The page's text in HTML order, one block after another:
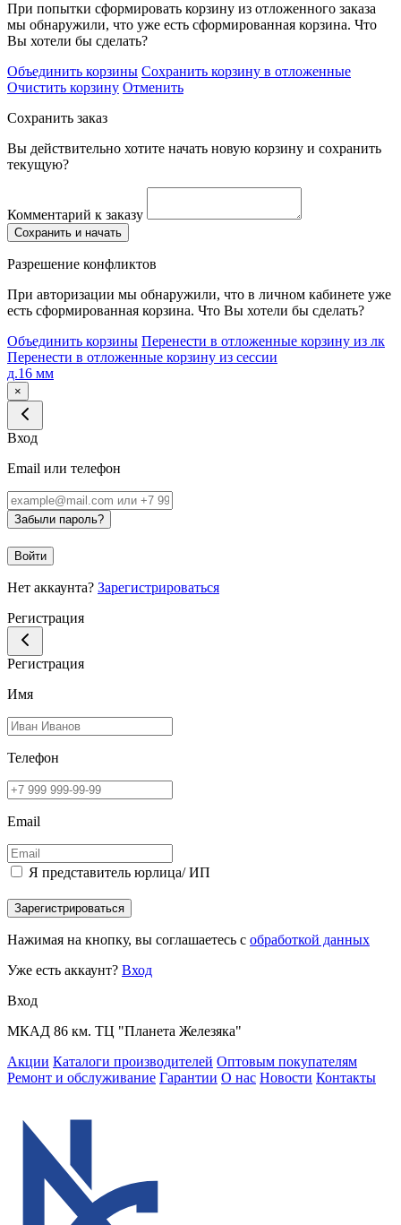
При попытки сформировать корзину из отложенного заказа
мы обнаружили, что уже есть сформированная корзина. Что
Вы хотели бы сделать?
Объединить корзины Сохранить корзину в отложенные
Очистить корзину Отменить
Сохранить заказ
Вы действительно хотите начать новую корзину и сохранить
текущую?
Комментарий к заказу
Сохранить и начать
Разрешение конфликтов
При авторизации мы обнаружили, что в личном кабинете уже
есть сформированная корзина. Что Вы хотели бы сделать?
Объединить корзины Перенести в отложенные корзину из лк
Перенести в отложенные корзину из сессии
д.16 мм
×
Вход
Email или телефон
Забыли пароль?
Войти
Нет аккаунта? Зарегистрироваться
Регистрация
Регистрация
Имя
Телефон
Email
Я представитель юрлица/ ИП
Зарегистрироваться
Нажимая на кнопку, вы соглашаетесь с обработкой данных
Уже есть аккаунт? Вход
Вход
МКАД 86 км. ТЦ "Планета Железяка"
Акции Каталоги производителей Оптовым покупателям
Ремонт и обслуживание Гарантии О нас Новости Контакты